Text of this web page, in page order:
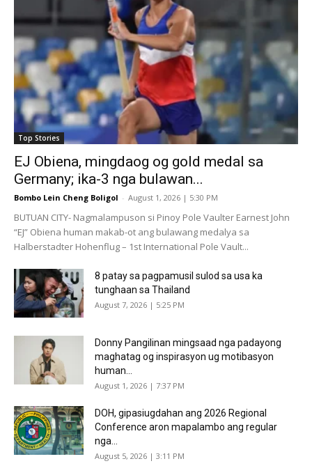
Top Stories
EJ Obiena, mingdaog og gold medal sa
Germany; ika-3 nga bulawan...
Bombo Lein Cheng Boligol - August 1, 2026 | 5:30 PM
BUTUAN CITY- Nagmalampuson si Pinoy Pole Vaulter Earnest John
“EJ” Obiena human makab-ot ang bulawang medalya sa
Halberstadter Hohenflug – 1st International Pole Vault...
8 patay sa pagpamusil sulod sa usa ka
tunghaan sa Thailand
August 7, 2026 | 5:25 PM
Donny Pangilinan mingsaad nga padayong
maghatag og inspirasyon ug motibasyon
human...
August 1, 2026 | 7:37 PM
DOH, gipasiugdahan ang 2026 Regional
Conference aron mapalambo ang regular
nga...
August 5, 2026 | 3:11 PM